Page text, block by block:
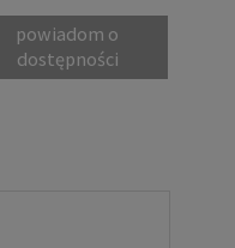
powiadom o
dostępności